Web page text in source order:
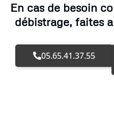
En cas de besoin
débistrage, faites
05.65.41.37.55